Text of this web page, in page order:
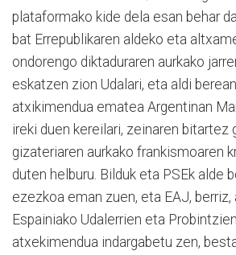
plataformako kide dela esan behar
bat Errepublikaren aldeko eta
ondorengo diktaduraren aurkako
eskatzen zion Udalari, eta aldi
atxikimendua ematea Argentinan
ireki duen kereilari, zeinaren bitartez
gizateriaren aurkako frankismoaren
duten helburu. Bilduk eta PSEk alde
ezezkoa eman zuen, eta EAJ, berriz,
Espainiako Udalerrien eta
atxekimendua indargabetu zen,